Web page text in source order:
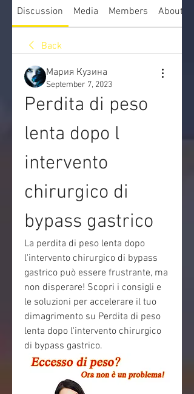
Discussion Media Members About
Back
Мария Кузина
September 7, 2023
Perdita di peso
lenta dopo l
intervento
chirurgico di
bypass gastrico
La perdita di peso lenta dopo
l'intervento chirurgico di bypass
gastrico può essere frustrante, ma
non disperare! Scopri i consigli e
le soluzioni per accelerare il tuo
dimagrimento su Perdita di peso
lenta dopo l'intervento chirurgico
di bypass gastrico.